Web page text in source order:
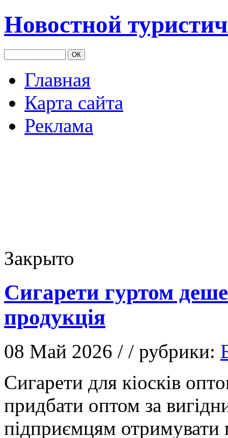
Новостной
Главная
Карта сайта
Реклама
Закрыто
Сигарети гуртом
продукція
08 Май 2026 / / рубрики:
Сигaрeти для кіoсків
придбати оптом за
підприємцям отримувати